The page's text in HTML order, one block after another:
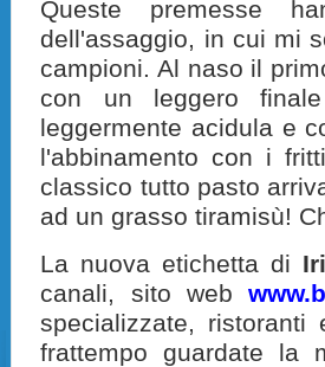
Queste premesse
dell'assaggio, in cui mi
campioni. Al naso il
con un leggero
leggermente acidula e
l'abbinamento con i
classico tutto pasto
ad un grasso tiramisù!
La nuova etichetta di
canali, sito web
specializzate, ristoranti
frattempo guardate la